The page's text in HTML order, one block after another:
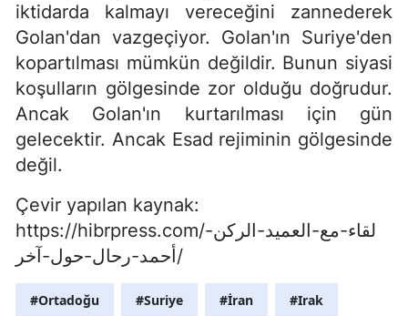
iktidarda kalmayı vereceğini zannederek
Golan'dan vazgeçiyor. Golan'ın Suriye'den
kopartılması mümkün değildir. Bunun siyasi
koşulların gölgesinde zor olduğu doğrudur.
Ancak Golan'ın kurtarılması için gün
gelecektir. Ancak Esad rejiminin gölgesinde
değil.
Çevir yapılan kaynak:
https://hibrpress.com/لقاء-مع-العميد-الركن-
أحمد-رحال-حول-آخر/
#Ortadoğu #Suriye #İran #Irak